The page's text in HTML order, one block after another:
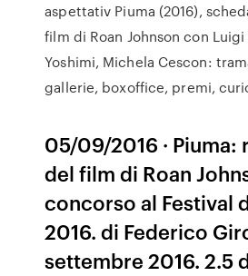
aspettativ Piuma (2016),
film di Roan Johnson con Luigi
Yoshimi, Michela Cescon:
gallerie, boxoffice, premi,
05/09/2016 · Piuma:
del film di Roan
concorso al Festival
2016. di Federico
settembre 2016. 2.5